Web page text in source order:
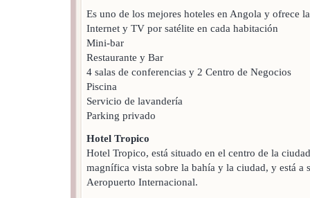
Es uno de los mejores hoteles en Angola y ofrece
Internet y TV por satélite en cada habitación
Mini-bar
Restaurante y Bar
4 salas de conferencias y 2 Centro de Negocios
Piscina
Servicio de lavandería
Parking privado
Hotel Tropico
Hotel Tropico, está situado en el centro de la
magnífica vista sobre la bahía y la ciudad, y está a
Aeropuerto Internacional.